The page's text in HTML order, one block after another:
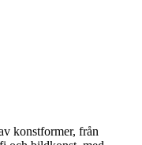
konstformer, från